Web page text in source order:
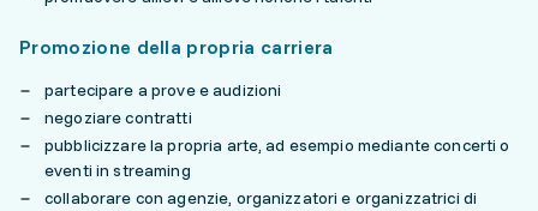
Promozione della propria carriera
partecipare a prove e audizioni
negoziare contratti
pubblicizzare la propria arte, ad esempio mediante concerti o
eventi in streaming
collaborare con agenzie, organizzatori e organizzatrici di